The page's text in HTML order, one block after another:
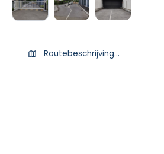
Routebeschrijving ophalen